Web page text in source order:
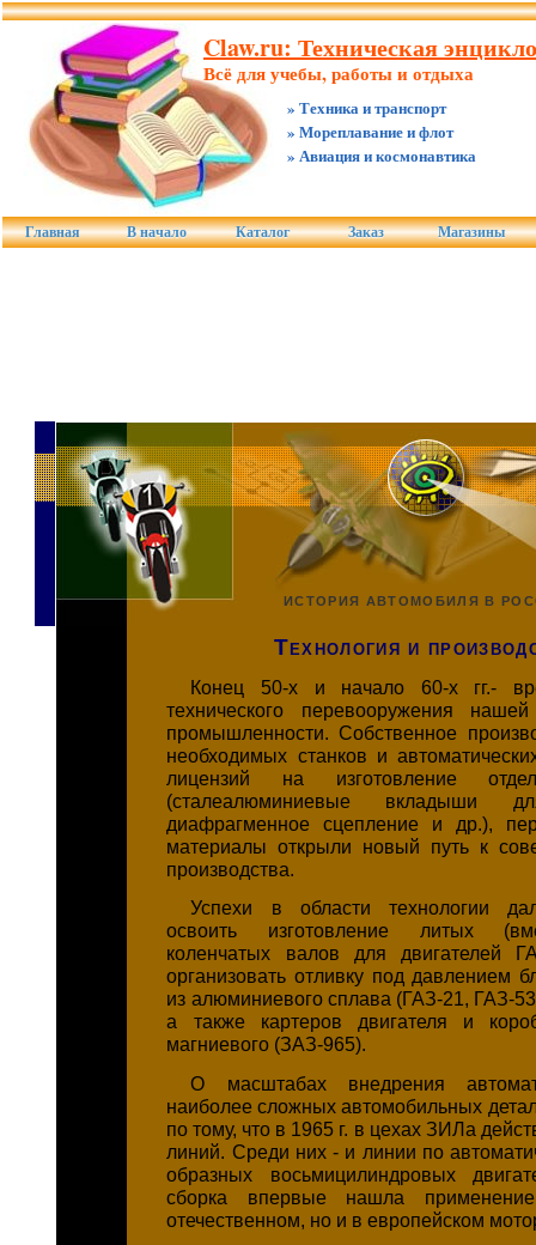
Claw.ru: Техническая
Всё для учебы, работы и отдыха
» Техника и транспорт
» Мореплавание и флот
» Авиация и космонавтика
Главная В начало Каталог Заказ Магазины
ИСТОРИЯ АВТОМОБИЛЯ В
Технология и
Конец 50-х и начало 60-х гг.-
технического перевооружения
промышленности. Собственное
необходимых станков и
лицензий на изготовление
(сталеалюминиевые вкладыши
диафрагменное сцепление и др.),
материалы открыли новый путь к
производства.
Успехи в области технологии
освоить изготовление литых
коленчатых валов для двигателей
организовать отливку под давлением
из алюминиевого сплава (ГАЗ-21, ГАЗ-
а также картеров двигателя и
магниевого (ЗАЗ-965).
О масштабах внедрения
наиболее сложных автомобильных
по тому, что в 1965 г. в цехах ЗИЛа
линий. Среди них - и линии по
образных восьмицилиндровых
сборка впервые нашла
отечественном, но и в европейском